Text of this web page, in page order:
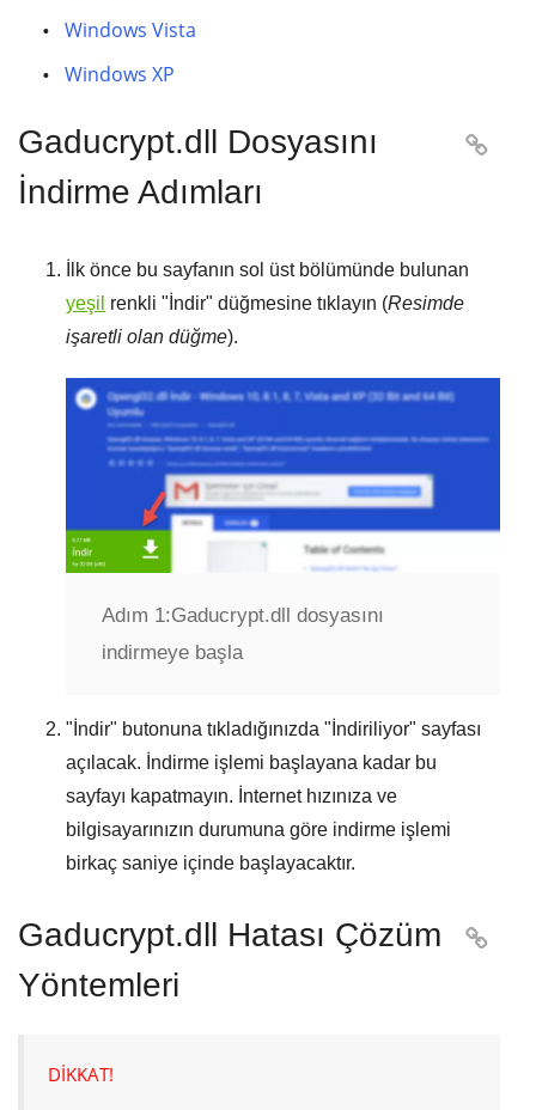
Windows Vista
Windows XP
Gaducrypt.dll Dosyasını
İndirme Adımları

İlk önce bu sayfanın sol üst bölümünde bulunan
yeşil renkli " İndir" düğmesine tıklayın (Resimde
işaretli olan düğme).
Adım 1:Gaducrypt.dll dosyasını
indirmeye başla
" İndir" butonuna tıkladığınızda " İndiriliyor" sayfası
açılacak. İndirme işlemi başlayana kadar bu
sayfayı kapatmayın. İnternet hızınıza ve
bilgisayarınızın durumuna göre indirme işlemi
birkaç saniye içinde başlayacaktır.
Gaducrypt.dll Hatası Çözüm
Yöntemleri

DİKKAT!